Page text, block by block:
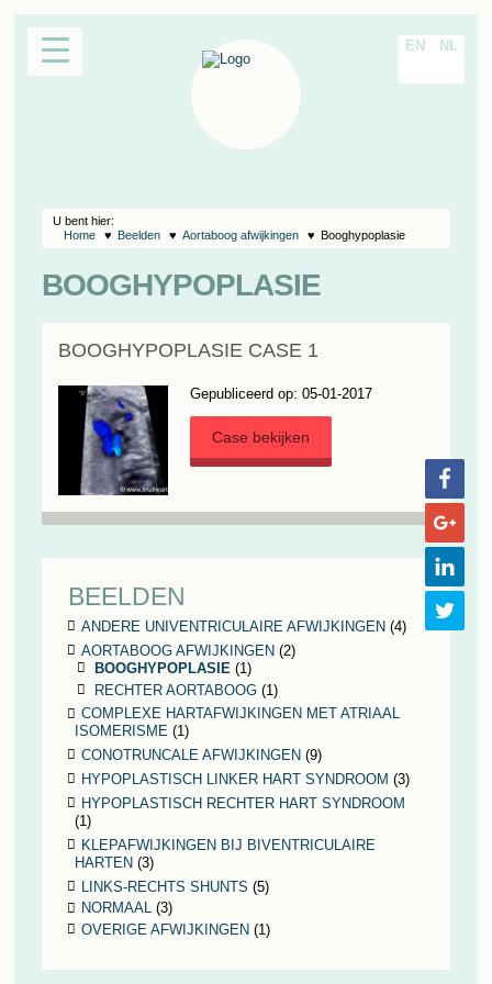
NL
EN
U bent hier:
Home
Beelden Aortaboog afwijkingen Booghypoplasie
BOOGHYPOPLASIE
BOOGHYPOPLASIE CASE 1
Gepubliceerd op: 05-01-2017
Case bekijken
BEELDEN
ANDERE UNIVENTRICULAIRE AFWIJKINGEN (4)
AORTABOOG AFWIJKINGEN (2)
BOOGHYPOPLASIE (1)
RECHTER AORTABOOG (1)
COMPLEXE HARTAFWIJKINGEN MET ATRIAAL
ISOMERISME (1)
CONOTRUNCALE AFWIJKINGEN (9)
HYPOPLASTISCH LINKER HART SYNDROOM (3)
HYPOPLASTISCH RECHTER HART SYNDROOM
(1)
KLEPAFWIJKINGEN BIJ BIVENTRICULAIRE
HARTEN (3)
LINKS-RECHTS SHUNTS (5)
NORMAAL(3)
OVERIGE AFWIJKINGEN (1)